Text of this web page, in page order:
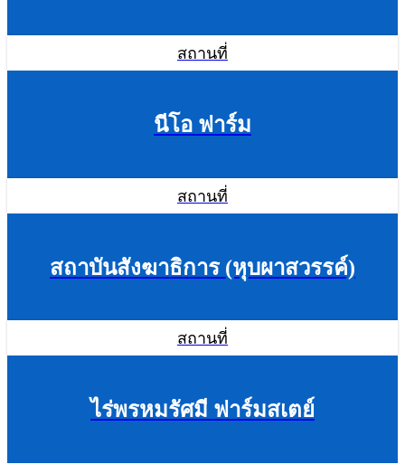
สถานที่
นีโอ ฟาร์ม
สถานที่
สถาบันสังฆาธิการ (หุบผาสวรรค์)
สถานที่
ไร่พรหมรัศมี ฟาร์มสเตย์